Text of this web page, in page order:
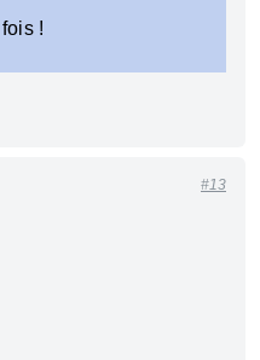
!
#13